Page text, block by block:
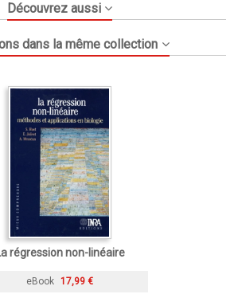
Découvrez aussi
dans la même collection
régression non-linéaire
eBook 17,99 €